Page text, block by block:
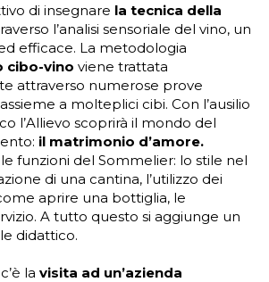
di insegnare la tecnica della
l’analisi sensoriale del vino, un
efficace. La metodologia
cibo-vino viene trattata
attraverso numerose prove
a molteplici cibi. Con l’ausilio
l’Allievo scoprirà il mondo del
il matrimonio d’amore.
funzioni del Sommelier: lo stile nel
di una cantina, l’utilizzo dei
aprire una bottiglia, le
A tutto questo si aggiunge un
didattico.
la visita ad un’azienda